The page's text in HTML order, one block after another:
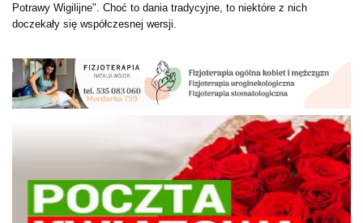
Potrawy Wigilijne". Choć to dania tradycyjne, to niektóre z nich
doczekały się współczesnej wersji.